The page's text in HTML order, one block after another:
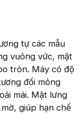
tự các mẫu
vuông vức, mặt
tròn. Máy có độ
đối mỏng
mái. Mặt lưng
giúp hạn chế